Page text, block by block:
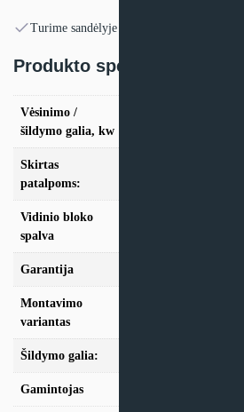
Turime sandėlyje
Produkto specifikacija:
Vėsinimo /
šildymo galia, kw
Skirtas
patalpoms:
Vidinio bloko
spalva
Garantija
Montavimo
variantas
Šildymo galia:
Gamintojas